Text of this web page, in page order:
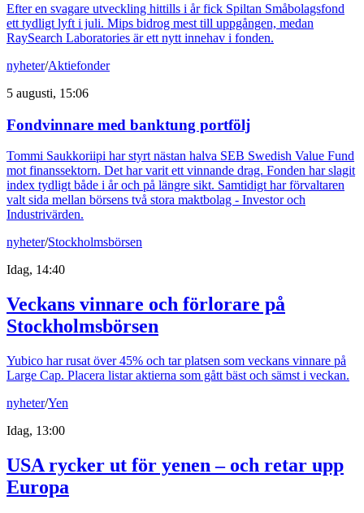
Efter en svagare utveckling hittills i år fick Spiltan Småbolagsfond
ett tydligt lyft i juli. Mips bidrog mest till uppgången, medan
RaySearch Laboratories är ett nytt innehav i fonden.
nyheter/Aktiefonder
5 augusti, 15:06
Fondvinnare med banktung portfölj
Tommi Saukkoriipi har styrt nästan halva SEB Swedish Value Fund
mot finanssektorn. Det har varit ett vinnande drag. Fonden har slagit
index tydligt både i år och på längre sikt. Samtidigt har förvaltaren
valt sida mellan börsens två stora maktbolag - Investor och
Industrivärden.
nyheter/Stockholmsbörsen
Idag, 14:40
Veckans vinnare och förlorare på
Stockholmsbörsen
Yubico har rusat över 45% och tar platsen som veckans vinnare på
Large Cap. Placera listar aktierna som gått bäst och sämst i veckan.
nyheter/Yen
Idag, 13:00
USA rycker ut för yenen – och retar upp
Europa